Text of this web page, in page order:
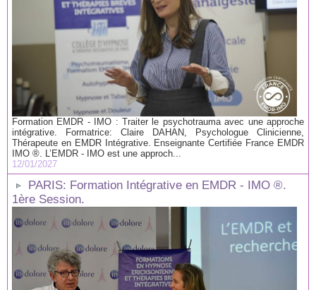
Formation EMDR - IMO : Traiter le psychotrauma avec une approche
intégrative. Formatrice: Claire DAHAN, Psychologue Clinicienne,
Thérapeute en EMDR Intégrative. Enseignante Certifiée France EMDR
IMO ®. L’EMDR - IMO est une approch...
12/01/2027
PARIS: Formation Intégrative en EMDR - IMO ®.
1ère Session.